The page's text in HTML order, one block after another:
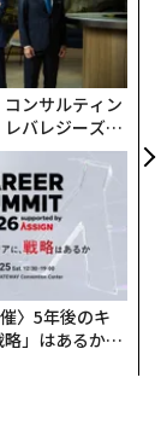
ンサルティン
バレジーズが
世代ファームの
〉5年後のキ
」はあるか。